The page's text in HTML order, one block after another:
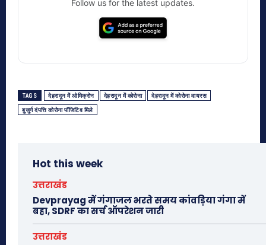
Follow us for the latest updates.
TAGS देहरादून में ओमिक्रोन देहरादून में कोरोना देहरादून में कोरोना वायरस
बुजुर्ग दंपत्ति कोरोना पॉजिटिव मिले
Hot this week
उत्तराखंड
Devprayag में गंगाजल भरते समय कांवड़िया गंगा में
बहा, SDRF का सर्च ऑपरेशन जारी
उत्तराखंड